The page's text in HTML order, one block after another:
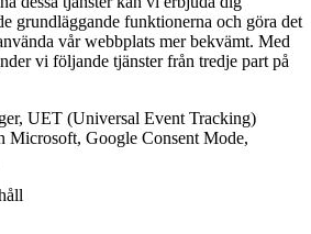
grundläggande funktionerna och göra det
vår webbplats mer bekvämt. Med
vi följande tjänster från tredje part på
UET (Universal Event Tracking)
Microsoft, Google Consent Mode,